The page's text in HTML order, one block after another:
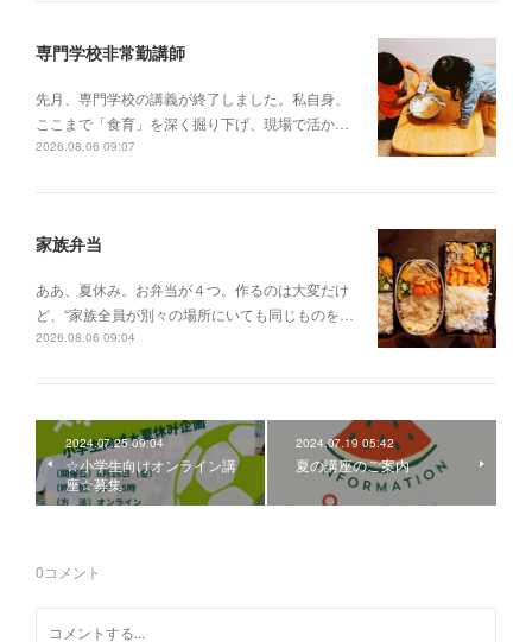
専門学校非常勤講師
先月、専門学校の講義が終了しました。私自身、
ここまで「食育」を深く掘り下げ、現場で活か…
2026.08.06 09:07
家族弁当
ああ、夏休み。お弁当が４つ。作るのは大変だけ
ど、“家族全員が別々の場所にいても同じものを…
2026.08.06 09:04
2024.07.25 09:04
☆小学生向けオンライン講
座☆募集
2024.07.19 05:42
夏の講座のご案内
0コメント